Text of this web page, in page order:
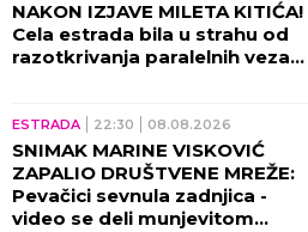
NAKON IZJAVE MILETA KITIĆA!
Cela estrada bila u strahu od
razotkrivanja paralelnih veza
ESTRADA 22:30 08.08.2026
SNIMAK MARINE VISKOVIĆ
ZAPALIO DRUŠTVENE MREŽE:
Pevačici sevnula zadnjica -
video se deli munjevitom